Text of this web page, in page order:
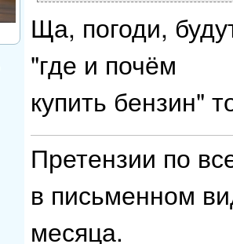
Ща, погоди,
"где и почём
купить бензин"
Претензии по
в письменном
месяца.